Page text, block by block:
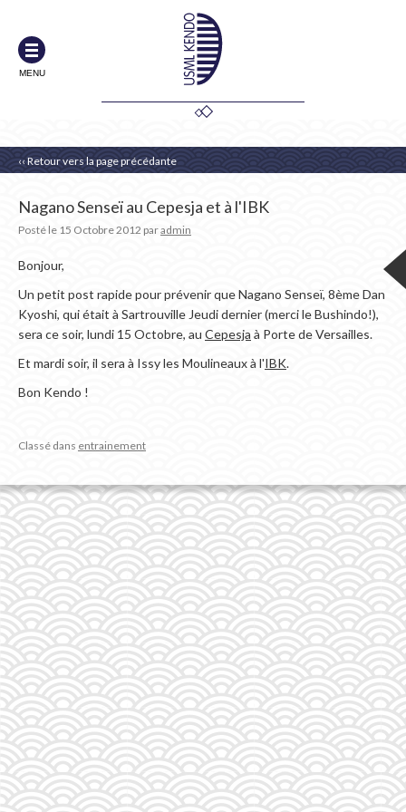
MENU
‹‹ Retour vers la page précédante
Nagano Senseï au Cepesja et à l'IBK
Posté le 15 Octobre 2012 paradmin
Bonjour,
Un petit post rapide pour prévenir que Nagano Senseï, 8ème Dan
Kyoshi, qui était à Sartrouville Jeudi dernier (merci le Bushindo!),
sera ce soir, lundi 15 Octobre, au Cepesja à Porte de Versailles.
Et mardi soir, il sera à Issy les Moulineaux à l'IBK.
Bon Kendo !
Classé dans entrainement